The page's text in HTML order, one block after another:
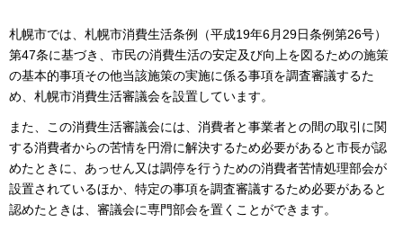
札幌市では、札幌市消費生活条例（平成19年6月29日条例第26号）
第47条に基づき、市民の消費生活の安定及び向上を図るための施策
の基本的事項その他当該施策の実施に係る事項を調査審議するた
め、札幌市消費生活審議会を設置しています。
また、この消費生活審議会には、消費者と事業者との間の取引に関
する消費者からの苦情を円滑に解決するため必要があると市長が認
めたときに、あっせん又は調停を行うための消費者苦情処理部会が
設置されているほか、特定の事項を調査審議するため必要があると
認めたときは、審議会に専門部会を置くことができます。